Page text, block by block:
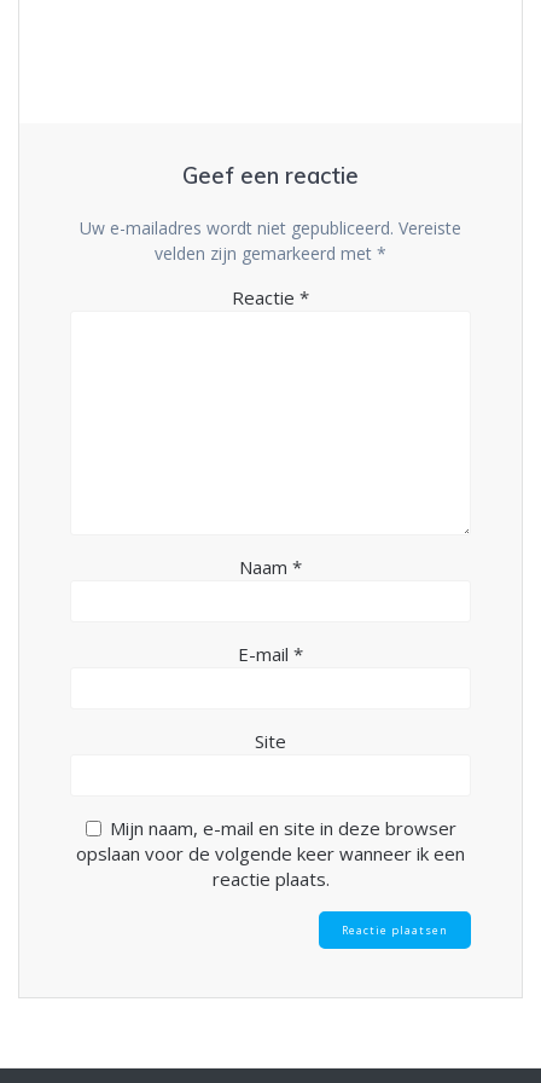
Geef een reactie
Uw e-mailadres wordt niet gepubliceerd. Vereiste
velden zijn gemarkeerd met *
Reactie *
Naam *
E-mail *
Site
Mijn naam, e-mail en site in deze browser
opslaan voor de volgende keer wanneer ik een
reactie plaats.